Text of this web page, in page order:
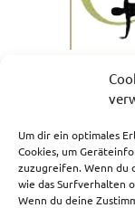
Um dir ein optimales
Cookies, um
zuzugreifen. Wenn du
wie das Surfverhalten
Wenn du deine